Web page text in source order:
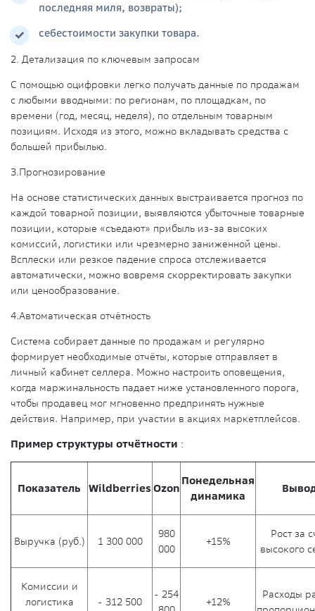
последняя миля, возвраты);
себестоимости закупки товара.
2. Детализация по ключевым запросам
С помощью оцифровки легко получать данные по продажам
с любыми вводными: по регионам, по площадкам, по
времени (год, месяц, неделя), по отдельным товарным
позициям. Исходя из этого, можно вкладывать средства с
большей прибылью.
3.Прогнозирование
На основе статистических данных выстраивается прогноз по
каждой товарной позиции, выявляются убыточные товарные
позиции, которые «съедают» прибыль из-за высоких
комиссий, логистики или чрезмерно заниженной цены.
Всплески или резкое падение спроса отслеживается
автоматически, можно вовремя скорректировать закупки
или ценообразование.
4.Автоматическая отчётность
Система собирает данные по продажам и регулярно
формирует необходимые отчёты, которые отправляет в
личный кабинет селлера. Можно настроить оповещения,
когда маржинальность падает ниже установленного порога,
чтобы продавец мог мгновенно предпринять нужные
действия. Например, при участии в акциях маркетплейсов.
Пример структуры отчётности :
Показатель Wildberries Ozon
Понедельная
динамика
Выручка (руб.) 1 300 000
980
000
+15%
Рост за
высокого
Комиссии и
логистика
- 312 500
- 254
+12%
Расходы